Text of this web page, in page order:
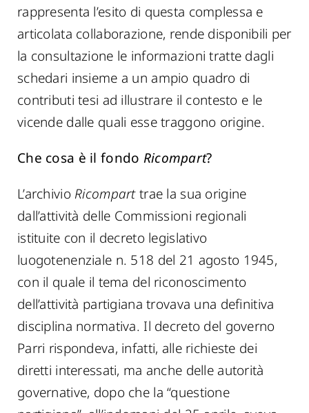
rappresenta l’esito di questa complessa e
articolata collaborazione, rende disponibili per
la consultazione le informazioni tratte dagli
schedari insieme a un ampio quadro di
contributi tesi ad illustrare il contesto e le
vicende dalle quali esse traggono origine.
Che cosa è il fondo Ricompart?
L’archivio Ricomparttrae la sua origine
dall’attività delle Commissioni regionali
istituite con il decreto legislativo
luogotenenziale n. 518 del 21 agosto 1945,
con il quale il tema del riconoscimento
dell’attività partigiana trovava una definitiva
disciplina normativa. Il decreto del governo
Parri rispondeva, infatti, alle richieste dei
diretti interessati, ma anche delle autorità
governative, dopo che la “questione